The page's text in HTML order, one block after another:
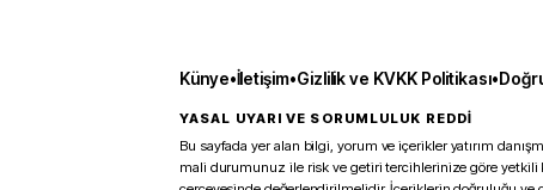
Künye•İletişim•Gizlilik ve KVKK Politikası•
YASAL UYARI VE SORUMLULUK REDDİ
Bu sayfada yer alan bilgi, yorum ve içerikler yatırım
mali durumunuz ile risk ve getiri tercihlerinize göre yetkili